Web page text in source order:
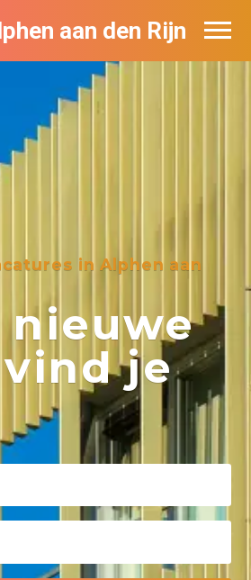
aan den Rijn
in Alphen aan
nieuwe
je
in Alphen aan den
in Alphen aan